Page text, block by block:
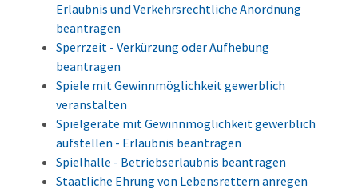
Erlaubnis und Verkehrsrechtliche Anordnung
beantragen
Sperrzeit - Verkürzung oder Aufhebung
beantragen
Spiele mit Gewinnmöglichkeit gewerblich
veranstalten
Spielgeräte mit Gewinnmöglichkeit gewerblich
aufstellen - Erlaubnis beantragen
Spielhalle - Betriebserlaubnis beantragen
Staatliche Ehrung von Lebensrettern anregen